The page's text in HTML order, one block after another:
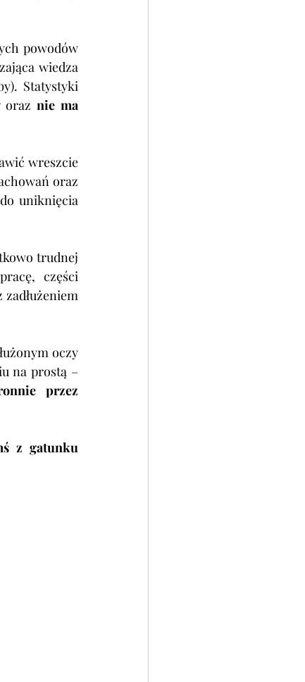
powodów
wiedza
). Statystyki
oraz nie ma
wreszcie
oraz
uniknięcia
trudnej
części
oczy
przez
z gatunku